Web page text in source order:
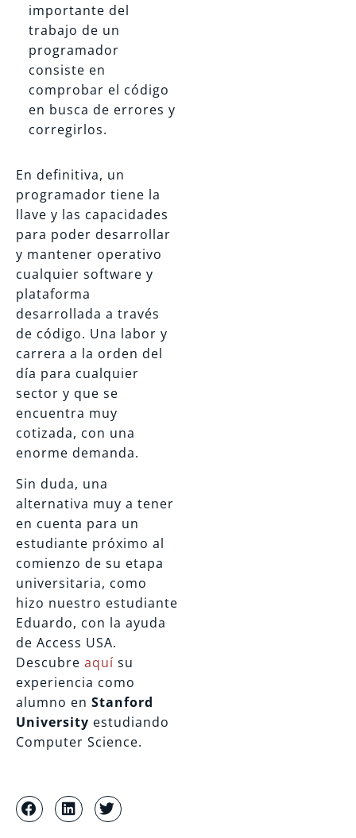
importante del
trabajo de un
programador
consiste en
comprobar el código
en busca de errores y
corregirlos.
En definitiva, un
programador tiene la
llave y las capacidades
para poder desarrollar
y mantener operativo
cualquier software y
plataforma
desarrollada a través
de código. Una labor y
carrera a la orden del
día para cualquier
sector y que se
encuentra muy
cotizada, con una
enorme demanda.
Sin duda, una
alternativa muy a tener
en cuenta para un
estudiante próximo al
comienzo de su etapa
universitaria, como
hizo nuestro estudiante
Eduardo, con la ayuda
de Access USA.
Descubre aquí su
experiencia como
alumno en Stanford
University estudiando
Computer Science.